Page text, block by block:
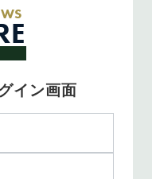
イン画面